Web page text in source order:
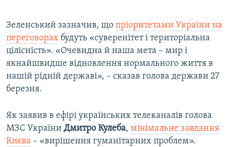
Зеленський зазначив, що пріоритетами України на
переговорах будуть «суверенітет і територіальна
цілісність». «Очевидна й наша мета – мир і
якнайшвидше відновлення нормального життя в
нашій рідній державі», – сказав голова держави 27
березня.
Як заявив в ефірі українських телеканалів голова
МЗС України Дмитро Кулеба, мінімальне завдання
Києва – «вирішення гуманітарних проблем».